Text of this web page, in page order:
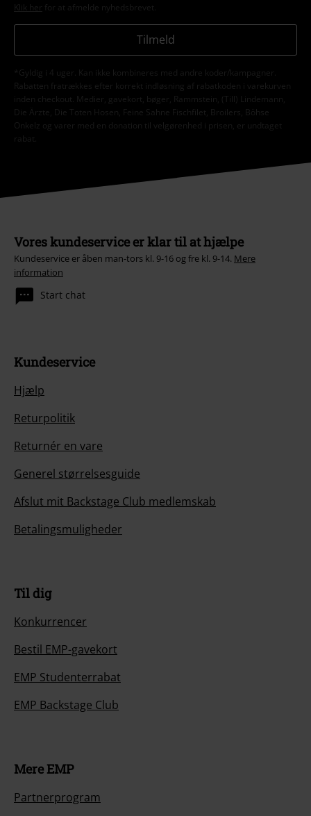
Klik her for at afmelde nyhedsbrevet.
Tilmeld
*Gyldig i 4 uger. Kan ikke kombineres med andre koder/kampagner.
Rabatten fratrækkes efter korrekt indløsning af rabatkoden i varekurven
inden checkout. Medier, gavekort, bøger, Rammstein, (Till) Lindemann,
Die Ärzte, Die Toten Hosen, Feine Sahne Fischfilet, Broilers, Böhse
Onkelz og varer med en donation til velgørenhed i prisen, er undtaget
rabat.
Vores kundeservice er klar til at hjælpe
Kundeservice er åben man-tors kl. 9-16 og fre kl. 9-14. Mere
information
Start chat
Kundeservice
Hjælp
Returpolitik
Returnér en vare
Generel størrelsesguide
Afslut mit Backstage Club medlemskab
Betalingsmuligheder
Til dig
Konkurrencer
Bestil EMP-gavekort
EMP Studenterrabat
EMP Backstage Club
Mere EMP
Partnerprogram